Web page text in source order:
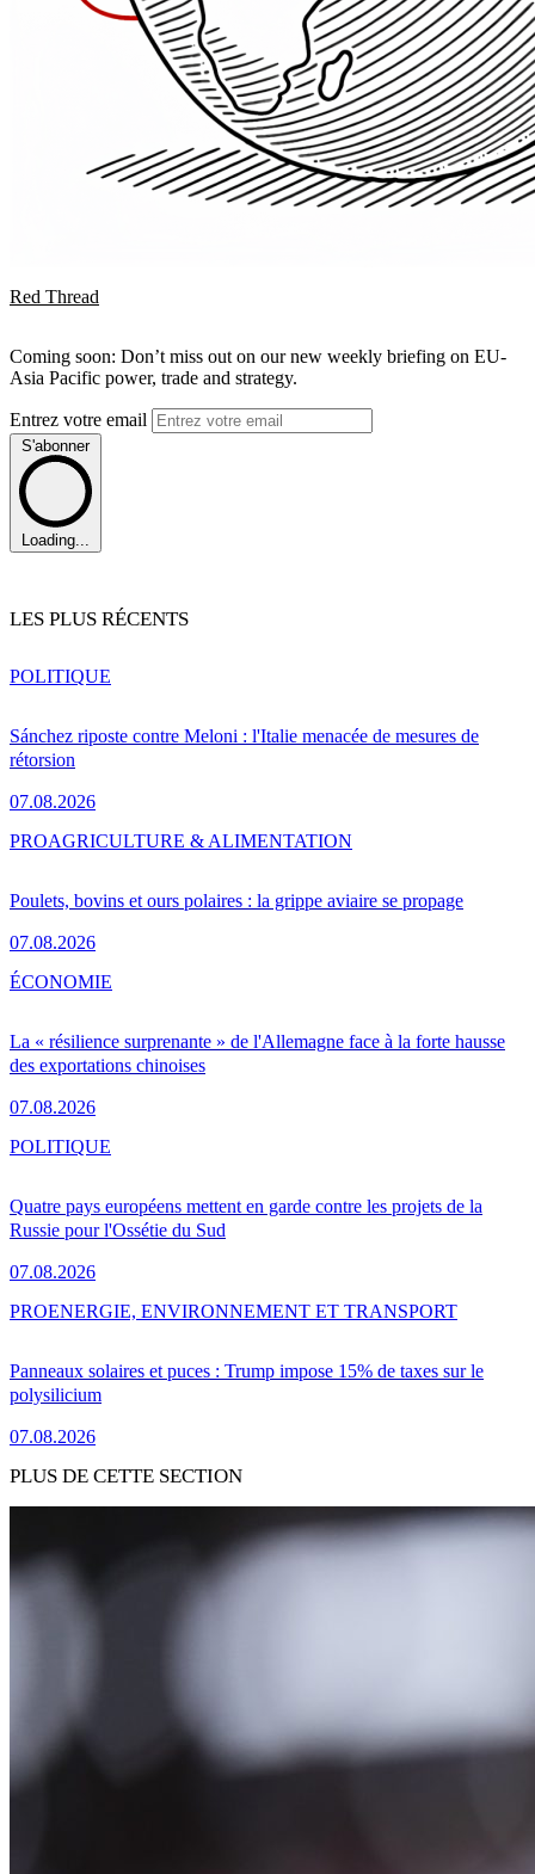
Red Thread
Coming soon: Don’t miss out on our new weekly briefing on EU-
Asia Pacific power, trade and strategy.
Entrez votre email
S'abonner
Loading...
LES PLUS RÉCENTS
Sánchez riposte contre Meloni : l'Italie menacée de mesures de
rétorsion
07.08.2026
POLITIQUE
Poulets, bovins et ours polaires : la grippe aviaire se propage
07.08.2026
PROAGRICULTURE & ALIMENTATION
La « résilience surprenante » de l'Allemagne face à la forte hausse
des exportations chinoises
07.08.2026
ÉCONOMIE
Quatre pays européens mettent en garde contre les projets de la
Russie pour l'Ossétie du Sud
07.08.2026
POLITIQUE
Panneaux solaires et puces : Trump impose 15% de taxes sur le
polysilicium
07.08.2026
PROENERGIE, ENVIRONNEMENT ET TRANSPORT
PLUS DE CETTE SECTION